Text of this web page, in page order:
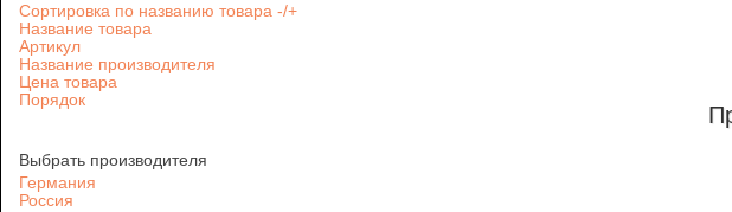
Сортировка по названию товара -/+
Название товара
Артикул
Название производителя
Цена товара
Порядок
Выбрать производителя
Германия
Россия